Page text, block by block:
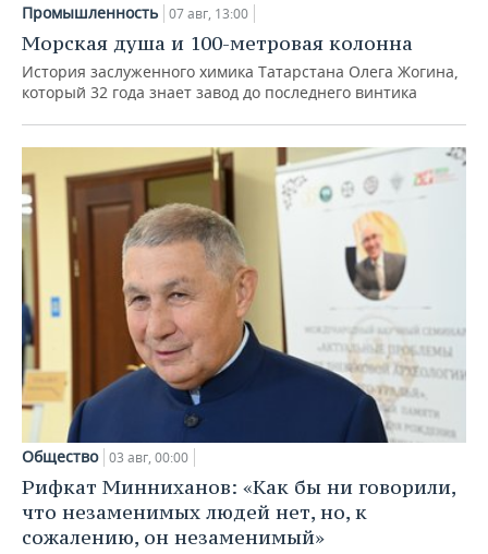
Промышленность 07 авг, 13:00
Морская душа и 100-метровая колонна
История заслуженного химика Татарстана Олега Жогина,
который 32 года знает завод до последнего винтика
Общество 03 авг, 00:00
Рифкат Минниханов: «Как бы ни говорили,
что незаменимых людей нет, но, к
сожалению, он незаменимый»